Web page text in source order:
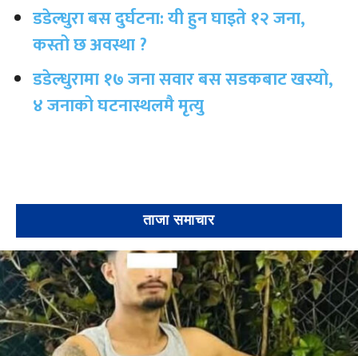
डडेल्धुरा बस दुर्घटना: यी हुन घाइते १२ जना,
कस्तो छ अवस्था ?
डडेल्धुरामा १७ जना सवार बस सडकबाट खस्यो,
४ जनाको घटनास्थलमै मृत्यु
ताजा समाचार